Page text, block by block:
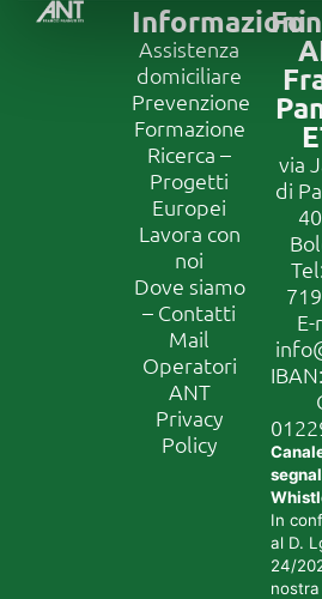
Informazioni
Assistenza
domiciliare
Prevenzione
Formazione
Ricerca –
Progetti
Europei
Lavora con
noi
Dove siamo
– Contatti
Mail
Operatori
ANT
Privacy
Policy
via
di
Tel:
In
al D.
24/
nostra